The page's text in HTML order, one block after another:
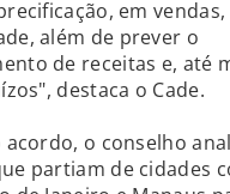
em
além de prever o
de receitas e, até
destaca o Cade.
acordo, o conselho
partiam de cidades